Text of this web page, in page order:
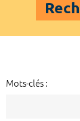
Mots-clés :